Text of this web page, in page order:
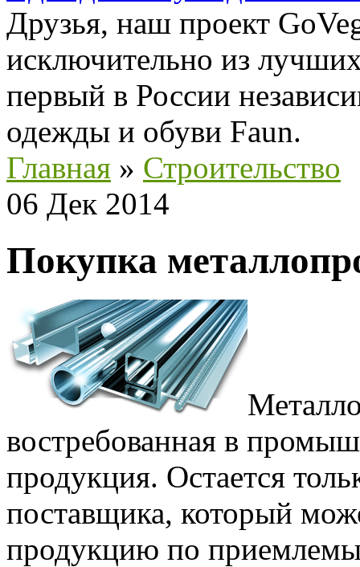
Друзья, наш проект
исключительно из
первый в России
одежды и обуви Faun.
Главная » Строительство
06 Дек 2014
Покупка
востребованная в
продукция. Остается
поставщика, который
продукцию по